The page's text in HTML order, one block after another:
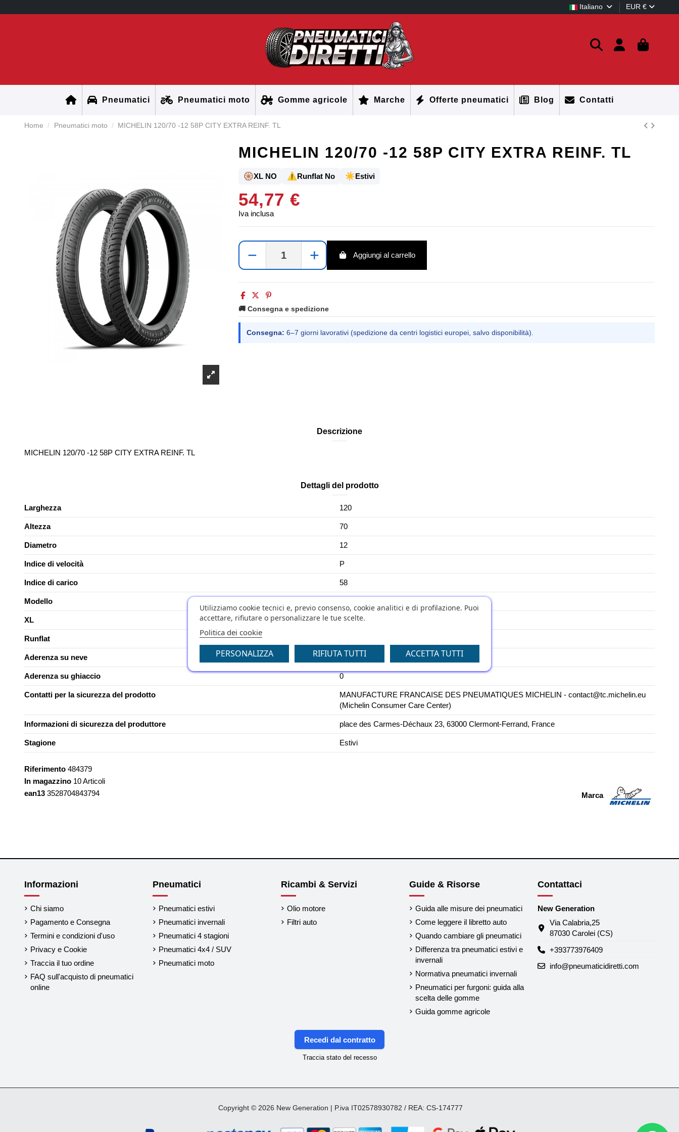
Italiano EUR €
Pneumatici Pneumatici moto Gomme agricole Marche Offerte pneumatici Blog Contatti
Home Pneumatici moto MICHELIN 120/70 -12 58P CITY EXTRA REINF. TL
MICHELIN 120/70 -12 58P CITY EXTRA REINF. TL
🛞XL NO ⚠️Runflat No ☀️Estivi
54,77 €
Iva inclusa
− + Aggiungi al carrello
🚚 Consegna e spedizione
Consegna: 6–7 giorni lavorativi (spedizione da centri logistici europei, salvo disponibilità).
Descrizione
MICHELIN 120/70 -12 58P CITY EXTRA REINF. TL
Dettagli del prodotto
Larghezza 120
Altezza 70
Diametro 12
Indice di velocità P
Indice di carico 58
Modello
XL NO
Runflat
Aderenza su neve 0
Aderenza su ghiaccio 0
Contatti per la sicurezza del prodotto
MANUFACTURE FRANCAISE DES PNEUMATIQUES MICHELIN - contact@tc.michelin.eu
(Michelin Consumer Care Center)
Informazioni di sicurezza del produttore place des Carmes-Déchaux 23, 63000 Clermont-Ferrand, France
Stagione Estivi
Marca
Riferimento 484379
In magazzino 10 Articoli
ean13 3528704843794
Informazioni
Chi siamo
Pagamento e Consegna
Termini e condizioni d'uso
Privacy e Cookie
Traccia il tuo ordine
FAQ sull'acquisto di pneumatici
online
Pneumatici
Pneumatici estivi
Pneumatici invernali
Pneumatici 4 stagioni
Pneumatici 4x4 / SUV
Pneumatici moto
Ricambi & Servizi
Olio motore
Filtri auto
Guide & Risorse
Guida alle misure dei pneumatici
Come leggere il libretto auto
Quando cambiare gli pneumatici
Differenza tra pneumatici estivi e
invernali
Normativa pneumatici invernali
Pneumatici per furgoni: guida alla
scelta delle gomme
Guida gomme agricole
Contattaci
New Generation
Via Calabria,25
87030 Carolei (CS)
+393773976409
info@pneumaticidiretti.com
Utilizziamo cookie tecnici e, previo consenso, cookie analitici e di profilazione. Puoi
accettare, rifiutare o personalizzare le tue scelte.
Politica dei cookie
PERSONALIZZA RIFIUTA TUTTI ACCETTA TUTTI
Recedi dal contratto
Traccia stato del recesso
Copyright © 2026 New Generation | P.iva IT02578930782 / REA: CS-174777